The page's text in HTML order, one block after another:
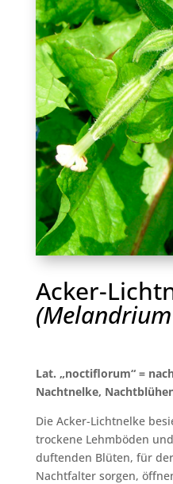
Acker-
Lat. „noctiflorum“ =
Nachtnelke,
Die Acker-Lichtnelke
trockene Lehmböden
duftenden Blüten, für
Nachtfalter sorgen,